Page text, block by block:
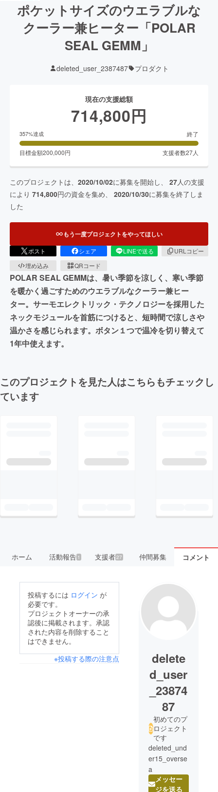
ポケットサイズのウエラブルな
クーラー兼ヒーター「POLAR
SEAL GEMM」
deleted_user_2387487 プロダクト
現在の支援総額
714,800円
357%達成 終了
目標金額200,000円 支援者数27人
このプロジェクトは、 2020/10/02に募集を開始し、 27人の支援
により 714,800円の資金を集め、 2020/10/30に募集を終了しま
した
もう一度プロジェクトをやってほしい
ポスト シェア LINEで送る
URLコピー
埋め込み
QRコード
POLAR SEAL GEMMは、暑い季節を涼しく、寒い季節
を暖かく過ごすためのウエラブルなクーラー兼ヒー
ター。サーモエレクトリック・テクノロジーを採用した
ネックモジュールを首筋につけると、短時間で涼しさや
温かさを感じられます。ボタン１つで温冷を切り替えて
1年中使えます。
このプロジェクトを見た人はこちらもチェックし
ています
ホーム 活動報告1 支援者 27 仲間募集 コメント
投稿するには ログイン が
必要です。
プロジェクトオーナーの承
認後に掲載されます。承認
された内容を削除すること
はできません。
※投稿する際の注意点
delete
d_user
_23874
87
初めてのプ
ロジェクト
です
deleted_und
er15_overse
a
メッセー
ジを送る